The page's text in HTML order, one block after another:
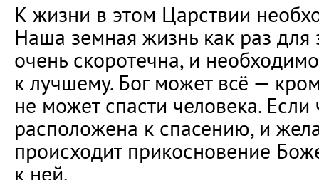
К жизни в этом Царствии
Наша земная жизнь как раз для
очень скоротечна, и
к лучшему. Бог может всё —
не может спасти человека.
расположена к спасению, и
происходит прикосновение
к ней.